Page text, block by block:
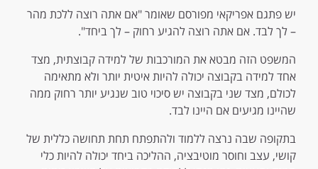
יש פתגם אפריקאי מפורסם שאומר "אם אתה רוצה ללכת מהר
– לך לבד. אם אתה רוצה להגיע רחוק – לך ביחד".
המשפט הזה מבטא את המורכבות של למידה קבוצתית, מצד
אחד למידה בקבוצה יכולה להיות איטית יותר ולא מתאימה
לכולם, מצד שני בקבוצה יש סיכוי טוב שנגיע יותר רחוק ממה
שהיינו מגיעים אם היינו לבד.
בתקופה שבה נרצה ללמוד ולהתפתח תחת תחושה כללית של
קושי, עצב וחוסר מוטיבציה, ההליכה ביחד יכולה להיות כלי